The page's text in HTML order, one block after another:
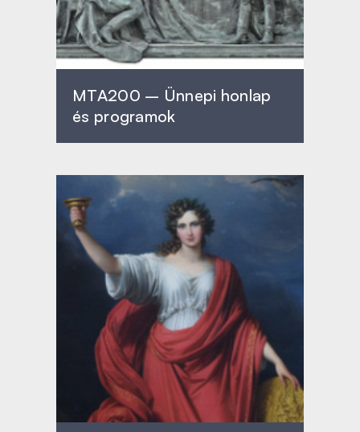
MTA200 – Ünnepi honlap
és programok